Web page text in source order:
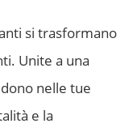
si trasformano
Unite a una
nelle tue
e la